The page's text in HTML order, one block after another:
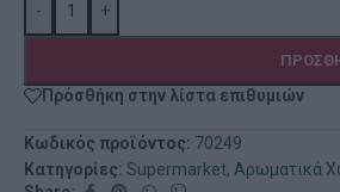
- +
Πρόσθήκη στην λίστα επιθυμιών
Κωδικός προϊόντος: 70249
Κατηγορίες: Supermarket, Αρωματικά